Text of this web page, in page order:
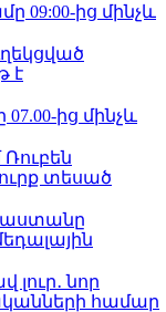
09:00-ից մինչև
է
07.00-ից մինչև
տեսած
նոր
համար